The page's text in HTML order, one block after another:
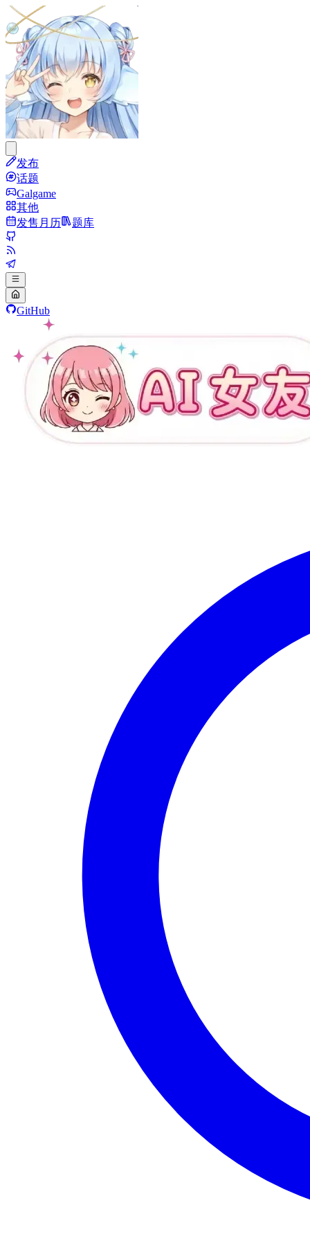
发布
话题
Galgame
其他
发售月历
题库
GitHub